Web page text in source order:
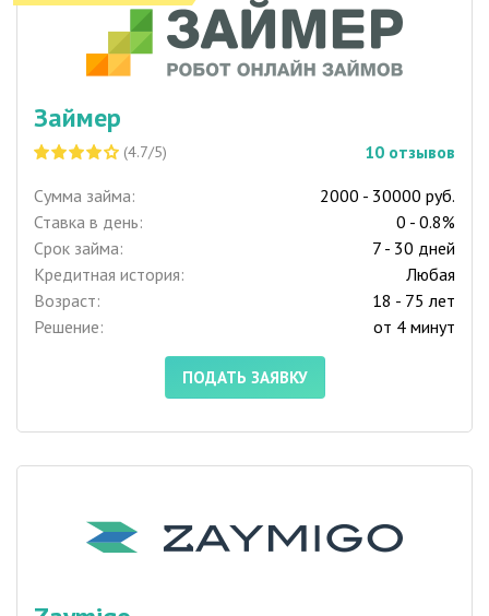
Займер
(4.7/5) 10 отзывов
Сумма займа:
2000 - 30000 руб.
Ставка в день:
0 - 0.8%
Срок займа:
7 - 30 дней
Кредитная история:
Любая
Возраст:
18 - 75 лет
Решение:
от 4 минут
ПОДАТЬ ЗАЯВКУ